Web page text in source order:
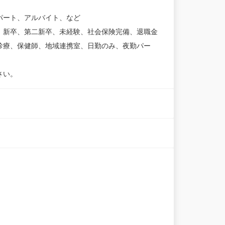
ト、アルバイト、など
卒、第二新卒、未経験、社会保険完備、退職金
、保健師、地域連携室、日勤のみ、夜勤パー
。